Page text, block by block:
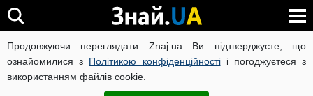
Продовжуючи переглядати Znaj.ua Ви підтверджуєте, що
ознайомилися з Політикою конфіденційностіі погоджуєтеся з
використанням файлів cookie.
ВІЙНА РОСІЇ ПРОТИ УКРАЇНИ КОРОНАВІРУС В УКРАЇНІ
ЧИТАТЬ НА РУССКОМ